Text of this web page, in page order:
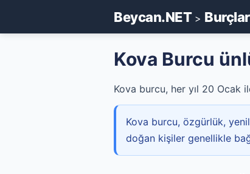
Beycan.NET> Burçlar
Kova Burcu
Kova burcu, her yıl 20 Ocak
Kova burcu, özgürlük,
doğan kişiler genellikle